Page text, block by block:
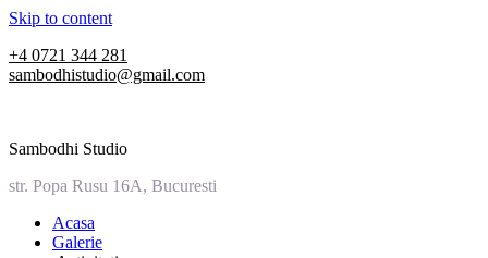
Skip to content
+4 0721 344 281
sambodhistudio@gmail.com
Sambodhi Studio
str. Popa Rusu 16A, Bucuresti
‎Acasa
Galerie